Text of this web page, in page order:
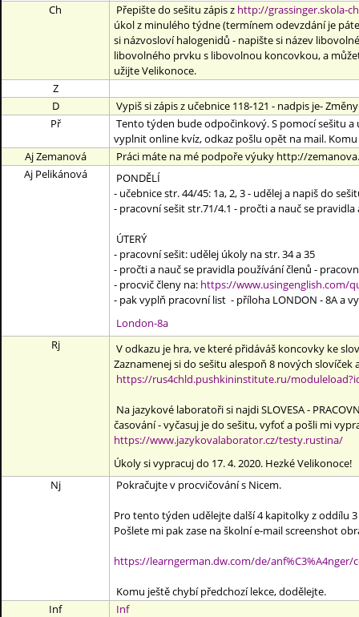
Ch
Přepište do sešitu zápis z http://grassinger.skola-
úkol z minulého týdne (termínem odevzdání je
si názvosloví halogenidů - napište si název
libovolného prvku s libovolnou koncovkou, a
užijte Velikonoce.
Z
D
Vypiš si zápis z učebnice 118-121 - nadpis je-
Př
Tento týden bude odpočinkový. S pomocí sešitu
vyplnit online kvíz, odkaz pošlu opět na mail.
Aj Zemanová
Práci máte na mé podpoře výuky http://
Aj Pelikánová
PONDĚLÍ
- učebnice str. 44/45: 1a, 2, 3 - udělej a napiš do
- pracovní sešit str.71/4.1 - pročti a nauč se
ÚTERÝ
- pracovní sešit: udělej úkoly na str. 34 a 35
- pročti a nauč se pravidla používání členů -
- procvič členy na: https://www.usingenglish.com/
- pak vyplň pracovní list - příloha LONDON - 8A a
London-8a
Rj
V odkazu je hra, ve které přidáváš koncovky ke
Zaznamenej si do sešitu alespoň 8 nových slovíček
https://rus4chld.pushkininstitute.ru/
Na jazykové laboratoři si najdi SLOVESA -
časování - vyčasuj je do sešitu, vyfoť a pošli mi
https://www.jazykovalaborator.cz/testy.rustina/
Úkoly si vypracuj do 17. 4. 2020. Hezké Velikonoce!
Nj
Pokračujte v procvičování s Nicem.
Pro tento týden udělejte další 4 kapitolky z oddílu 3
Pošlete mi pak zase na školní e-mail screenshot
https://learngerman.dw.com/de/anf%C3%A4nger/
Komu ještě chybí předchozí lekce, dodělejte.
Inf
Inf